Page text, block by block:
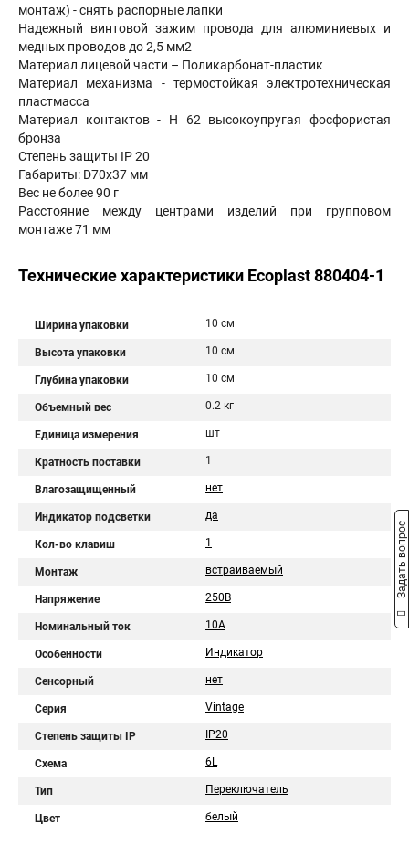
монтаж) - снять распорные лапки
Надежный винтовой зажим провода для алюминиевых и
медных проводов до 2,5 мм2
Материал лицевой части – Поликарбонат-пластик
Материал механизма - термостойкая электротехническая
пластмасса
Материал контактов - Н 62 высокоупругая фосфористая
бронза
Степень защиты IP 20
Габариты: D70х37 мм
Вес не более 90 г
Расстояние между центрами изделий при групповом
монтаже 71 мм
Технические характеристики Ecoplast 880404-1
Ширина упаковки 10 см
Высота упаковки 10 см
Глубина упаковки 10 см
Объемный вес 0.2 кг
Единица измерения шт
Кратность поставки 1
Влагозащищенный нет
Индикатор подсветки да
Кол-во клавиш 1
Монтаж встраиваемый
Напряжение 250В
Номинальный ток 10A
Особенности Индикатор
Сенсорный нет
Серия Vintage
Степень защиты IP IP20
Схема 6L
Тип Переключатель
Цвет белый
Задать вопрос